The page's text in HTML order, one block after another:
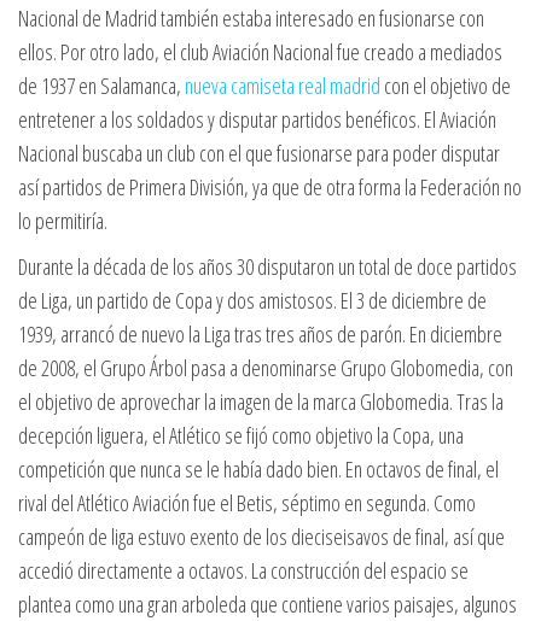
Nacional de Madrid también estaba interesado en fusionarse con
ellos. Por otro lado, el club Aviación Nacional fue creado a mediados
de 1937 en Salamanca, nueva camiseta real madrid con el objetivo de
entretener a los soldados y disputar partidos benéficos. El Aviación
Nacional buscaba un club con el que fusionarse para poder disputar
así partidos de Primera División, ya que de otra forma la Federación no
lo permitiría.
Durante la década de los años 30 disputaron un total de doce partidos
de Liga, un partido de Copa y dos amistosos. El 3 de diciembre de
1939, arrancó de nuevo la Liga tras tres años de parón. En diciembre
de 2008, el Grupo Árbol pasa a denominarse Grupo Globomedia, con
el objetivo de aprovechar la imagen de la marca Globomedia. Tras la
decepción liguera, el Atlético se fijó como objetivo la Copa, una
competición que nunca se le había dado bien. En octavos de final, el
rival del Atlético Aviación fue el Betis, séptimo en segunda. Como
campeón de liga estuvo exento de los dieciseisavos de final, así que
accedió directamente a octavos. La construcción del espacio se
plantea como una gran arboleda que contiene varios paisajes, algunos